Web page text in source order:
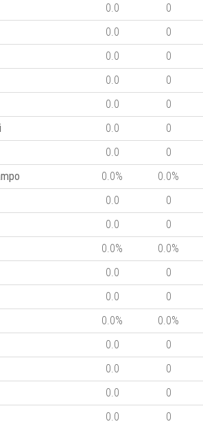
0.0
0
0.0
0
0.0
0
0.0
0
0.0
0
0.0
0
0.0
0
0.0%
0.0%
0.0
0
0.0
0
0.0%
0.0%
0.0
0
0.0
0
0.0%
0.0%
0.0
0
0.0
0
0.0
0
0.0
0